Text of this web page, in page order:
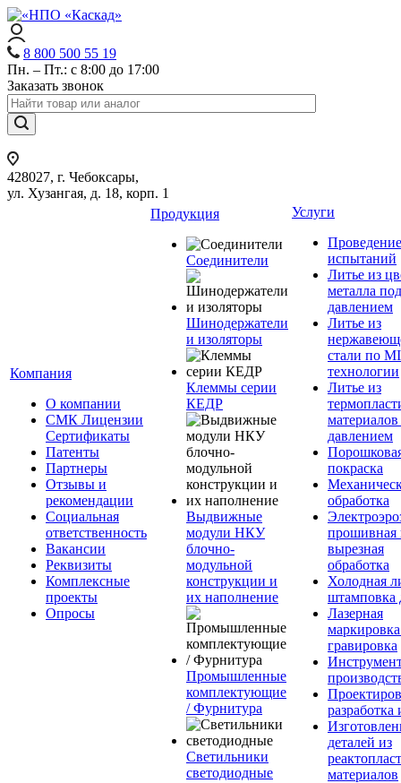
8 800 500 55 19
Пн. – Пт.: с 8:00 до 17:00
Заказать звонок
428027, г. Чебоксары,
ул. Хузангая, д. 18, корп. 1
Компания
О компании
СМК Лицензии
Сертификаты
Патенты
Партнеры
Отзывы и
рекомендации
Социальная
ответственность
Вакансии
Реквизиты
Комплексные
проекты
Опросы
Продукция
Соединители
Шинодержатели
и изоляторы
Клеммы серии
КЕДР
Выдвижные
модули НКУ
блочно-
модульной
конструкции и
их наполнение
Промышленные
комплектующие
/ Фурнитура
Светильники
светодиодные
Услуги
Проведение
испытаний
Литье из
металла под
давлением
Литье из
стали по
технологии
Литье из
давлением
покраска
обработка
прошивная
вырезная
обработка
Холодная
штамповка
Лазерная
гравировка
разработка
деталей из
материалов